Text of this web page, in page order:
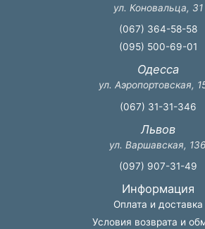
ул. Коновальца, 31
(067) 364-58-58
(095) 500-69-01
Одесса
ул. Аэропортовская,
(067) 31-31-346
Львов
ул. Варшавская, 136
(097) 907-31-49
Информация
Оплата и доставка
Условия возврата и